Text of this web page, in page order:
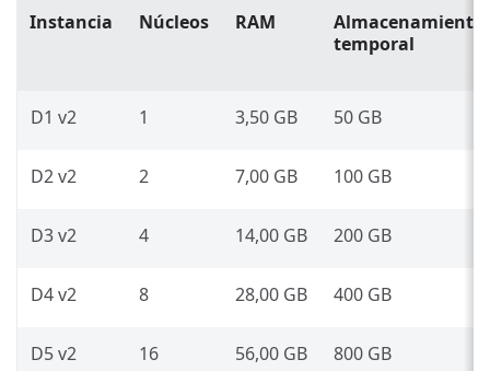
Instancia Núcleos RAM
Almacenamiento
temporal
D1 v2 1 3,50 GB 50 GB
D2 v2 2 7,00 GB 100 GB
D3 v2 4 14,00 GB 200 GB
D4 v2 8 28,00 GB 400 GB
D5 v2 16 56,00 GB 800 GB